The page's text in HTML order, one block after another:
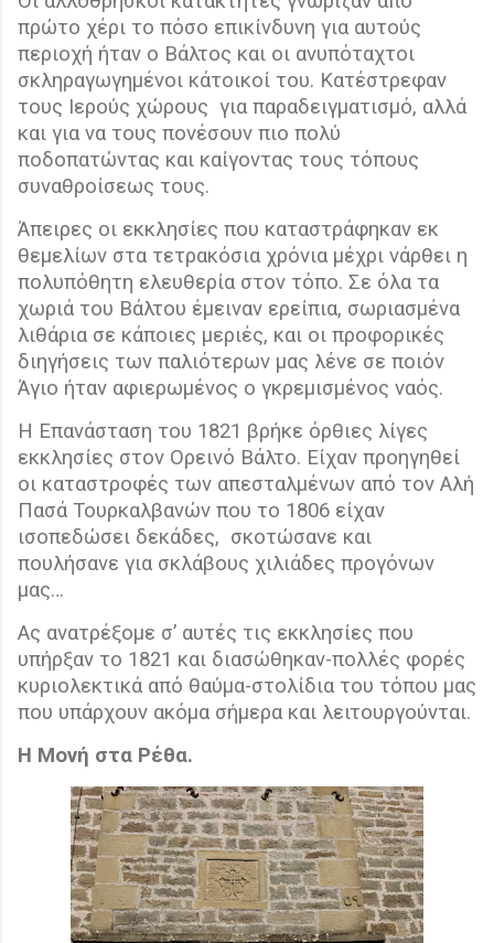
πρώτο χέρι το πόσο επικίνδυνη για αυτούς
περιοχή ήταν ο Βάλτος και οι ανυπόταχτοι
σκληραγωγημένοι κάτοικοί του. Κατέστρεφαν
τους Ιερούς χώρους για παραδειγματισμό, αλλά
και για να τους πονέσουν πιο πολύ
ποδοπατώντας και καίγοντας τους τόπους
συναθροίσεως τους.
Άπειρες οι εκκλησίες που καταστράφηκαν εκ
θεμελίων στα τετρακόσια χρόνια μέχρι νάρθει η
πολυπόθητη ελευθερία στον τόπο. Σε όλα τα
χωριά του Βάλτου έμειναν ερείπια, σωριασμένα
λιθάρια σε κάποιες μεριές, και οι προφορικές
διηγήσεις των παλιότερων μας λένε σε ποιόν
Άγιο ήταν αφιερωμένος ο γκρεμισμένος ναός.
Η Επανάσταση του 1821 βρήκε όρθιες λίγες
εκκλησίες στον Ορεινό Βάλτο. Είχαν προηγηθεί
οι καταστροφές των απεσταλμένων από τον Αλή
Πασά Τουρκαλβανών που το 1806 είχαν
ισοπεδώσει δεκάδες, σκοτώσανε και
πουλήσανε για σκλάβους χιλιάδες προγόνων
μας…
Ας ανατρέξομε σ’ αυτές τις εκκλησίες που
υπήρξαν το 1821 και διασώθηκαν-πολλές φορές
κυριολεκτικά από θαύμα-στολίδια του τόπου μας
που υπάρχουν ακόμα σήμερα και λειτουργούνται.
Η Μονή στα Ρέθα.